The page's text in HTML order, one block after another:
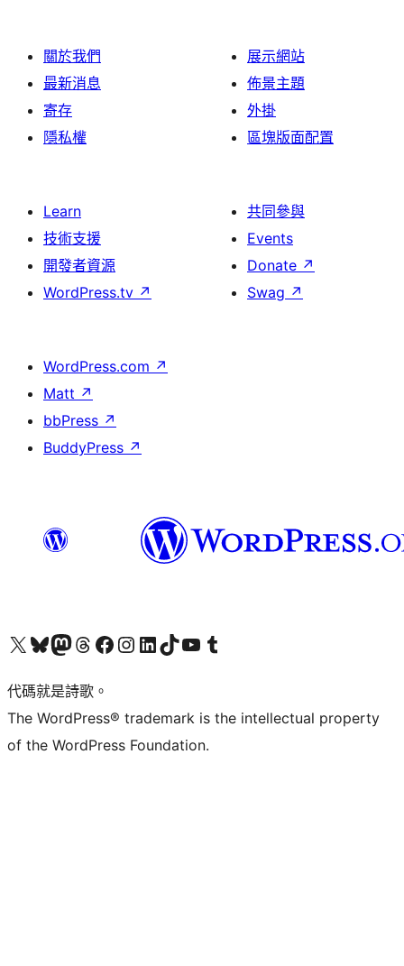
關於我們
最新消息
寄存
隱私權
展示網站
佈景主題
外掛
區塊版面配置
Learn
技術支援
開發者資源
WordPress.tv ↗
共同參與
Events
Donate ↗
Swag ↗
WordPress.com ↗
Matt ↗
bbPress ↗
BuddyPress ↗
Visit our X (formerly Twitter) account
Visit our Bluesky account
Visit our Mastodon account
Visit our Threads account
訪問我們的 Facebook 專頁Visit our Instagram account
Visit our LinkedIn account
Visit our TikTok account
Visit our YouTube channel
Visit our Tumblr account
代碼就是詩歌。
The WordPress® trademark is the intellectual property
of the WordPress Foundation.